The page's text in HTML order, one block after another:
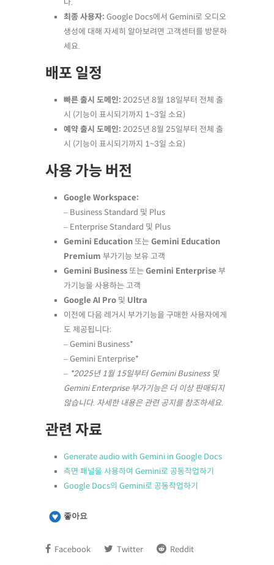
최종 사용자: Google Docs에서 Gemini로 오디오
생성에 대해 자세히 알아보려면 고객센터를 방문하
세요.
배포 일정
빠른 출시 도메인: 2025년 8월 18일부터 전체 출
시 (기능이 표시되기까지 1~3일 소요)
예약 출시 도메인: 2025년 8월 25일부터 전체 출
시 (기능이 표시되기까지 1~3일 소요)
사용 가능 버전
Google Workspace:
– Business Standard 및 Plus
– Enterprise Standard 및 Plus
Gemini Education 또는Gemini Education
Premium 부가기능 보유 고객
Gemini Business 또는Gemini Enterprise 부
가기능을 사용하는 고객
Google AI Pro 및 Ultra
이전에 다음 레거시 부가기능을 구매한 사용자에게
도 제공됩니다:
– Gemini Business*
– Gemini Enterprise*
– *2025년 1월 15일부터 Gemini Business 및
Gemini Enterprise 부가기능은 더 이상 판매되지
않습니다. 자세한 내용은 관련 공지를 참조하세요.
관련 자료
Generate audio with Gemini in Google Docs
측면 패널을 사용하여 Gemini로 공동작업하기
Google Docs의 Gemini로 공동작업하기
좋아요
Facebook Twitter Reddit